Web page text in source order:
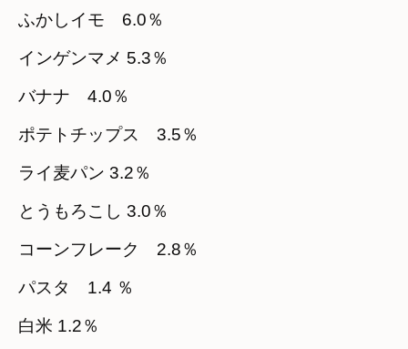
ふかしイモ　6.0％
インゲンマメ 5.3％
バナナ　4.0％
ポテトチップス　3.5％
ライ麦パン 3.2％
とうもろこし 3.0％
コーンフレーク　2.8％
パスタ　1.4 ％
白米 1.2％